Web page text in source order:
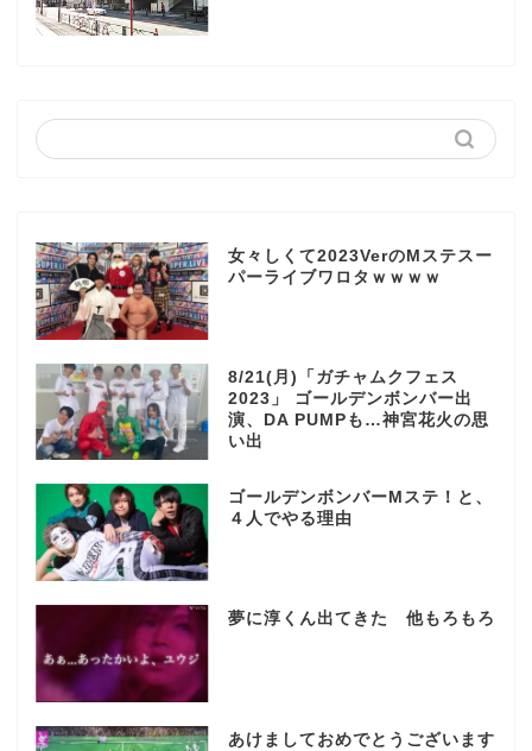
女々しくて2023VerのMステスー
パーライブワロタｗｗｗｗ
8/21(月)「ガチャムクフェス
2023」 ゴールデンボンバー出
演、DA PUMPも…神宮花火の思
い出
ゴールデンボンバーMステ！と、
４人でやる理由
夢に淳くん出てきた 他もろもろ
あけましておめでとうございます